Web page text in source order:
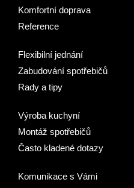
Komfortní doprava
Reference
Flexibilní jednání
Zabudování spotřebičů
Rady a tipy
Výroba kuchyní
Montáž spotřebičů
Často kladené dotazy
Komunikace s Vámi